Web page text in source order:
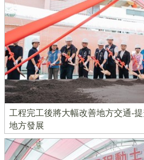
工程完工後將大幅改善地方交通-
地方發展